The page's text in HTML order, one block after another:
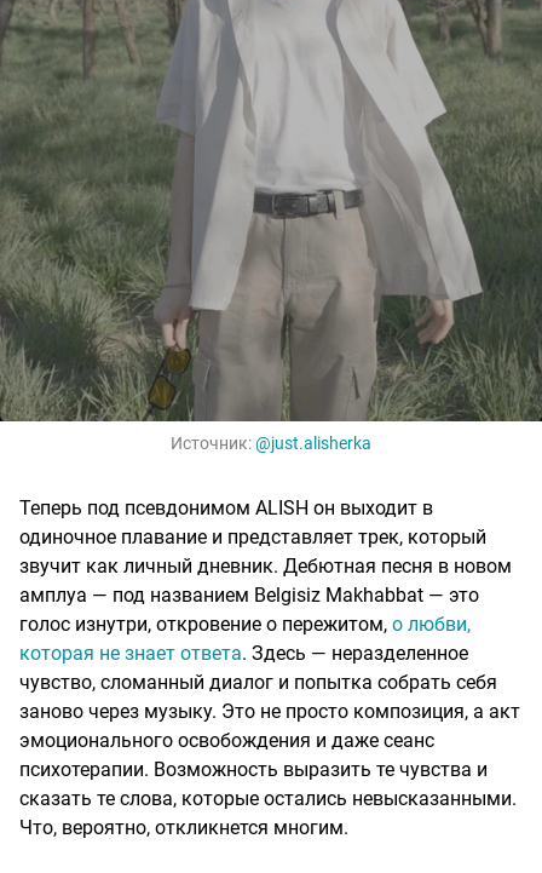
Источник:@just.alisherka
Теперь под псевдонимом ALISH он выходит в
одиночное плавание и представляет трек, который
звучит как личный дневник. Дебютная песня в новом
амплуа — под названием Belgisiz Makhabbat — это
голос изнутри, откровение о пережитом, о любви,
которая не знает ответа. Здесь — неразделенное
чувство, сломанный диалог и попытка собрать себя
заново через музыку. Это не просто композиция, а акт
эмоционального освобождения и даже сеанс
психотерапии. Возможность выразить те чувства и
сказать те слова, которые остались невысказанными.
Что, вероятно, откликнется многим.